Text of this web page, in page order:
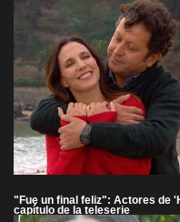
"Fue un final feliz": Actores de
capítulo de la teleserie